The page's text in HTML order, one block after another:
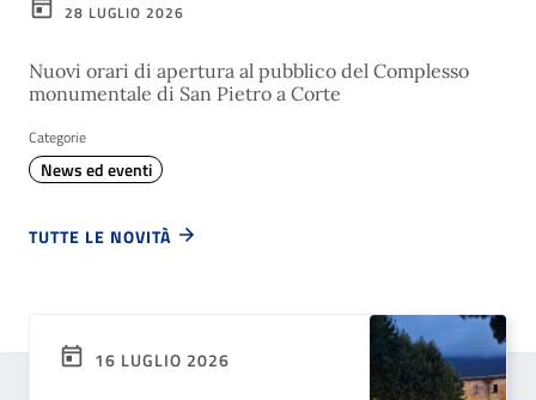
28 LUGLIO 2026
Nuovi orari di apertura al pubblico del Complesso
monumentale di San Pietro a Corte
Categorie
News ed eventi
TUTTE LE NOVITÀ
16 LUGLIO 2026